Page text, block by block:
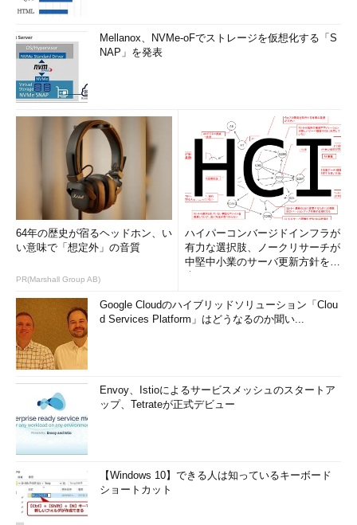
Mellanox、NVMe-oFでストレージを仮想化する「S
NAP」を発表
64年の歴史が宿るヘッドホン、い
い意味で「想定外」の音質
PR(Marshall Group AB)
ハイパーコンバージドインフラが
有力な選択肢、ノークリサーチが
中堅中小業のサーバ更新方針を調
Google Cloudのハイブリッドソリューション「Clou
d Services Platform」はどうなるのか聞い...
Envoy、Istioによるサービスメッシュのスタートア
ップ、Tetrateが正式デビュー
【Windows 10】できる人は知っているキーボード
ショートカット